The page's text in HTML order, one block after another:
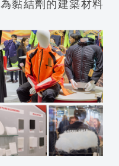
黏結劑的建築材料